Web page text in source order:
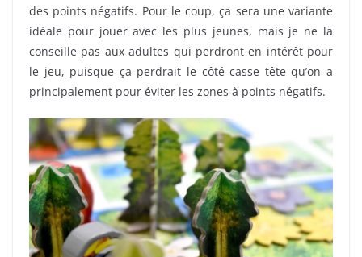
des points négatifs. Pour le coup, ça sera une variante
idéale pour jouer avec les plus jeunes, mais je ne la
conseille pas aux adultes qui perdront en intérêt pour
le jeu, puisque ça perdrait le côté casse tête qu’on a
principalement pour éviter les zones à points négatifs.